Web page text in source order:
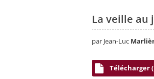
La veille au
par Jean-Luc
Télécharger